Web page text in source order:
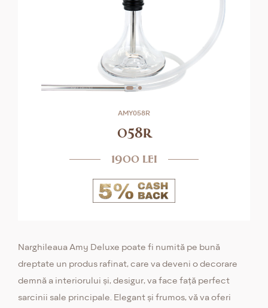
AMY058R
058r
1900 lei
Narghileaua Amy Deluxe poate fi numită pe bună
dreptate un produs rafinat, care va deveni o decorare
demnă a interiorului și, desigur, va face față perfect
sarcinii sale principale. Elegant și frumos, vă va oferi